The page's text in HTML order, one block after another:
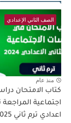
الصف الثاني الإعدادي
منذ عام
كتاب الامتحان
اجتماعية المراجعة
اعدادي ترم ثاني 2025...